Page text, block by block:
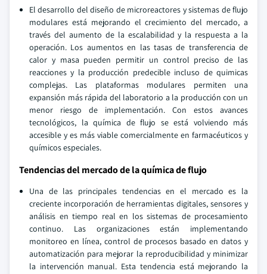
El desarrollo del diseño de microreactores y sistemas de flujo
modulares está mejorando el crecimiento del mercado, a
través del aumento de la escalabilidad y la respuesta a la
operación. Los aumentos en las tasas de transferencia de
calor y masa pueden permitir un control preciso de las
reacciones y la producción predecible incluso de quimicas
complejas. Las plataformas modulares permiten una
expansión más rápida del laboratorio a la producción con un
menor riesgo de implementación. Con estos avances
tecnológicos, la química de flujo se está volviendo más
accesible y es más viable comercialmente en farmacéuticos y
químicos especiales.
Tendencias del mercado de la química de flujo
Una de las principales tendencias en el mercado es la
creciente incorporación de herramientas digitales, sensores y
análisis en tiempo real en los sistemas de procesamiento
continuo. Las organizaciones están implementando
monitoreo en línea, control de procesos basado en datos y
automatización para mejorar la reproducibilidad y minimizar
la intervención manual. Esta tendencia está mejorando la